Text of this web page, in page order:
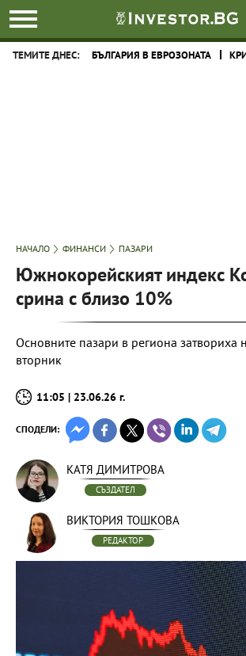
ТЕМИТЕ ДНЕС: БЪЛГАРИЯ В ЕВРОЗОНАТА
НАЧАЛО ФИНАНСИ ПАЗАРИ
Южнокорейският индекс
срина с близо 10%
Основните пазари в региона затвориха
вторник
11:05 | 23.06.26 г.
СПОДЕЛИ:
КАТЯ ДИМИТРОВА
СЪЗДАТЕЛ
ВИКТОРИЯ ТОШКОВА
РЕДАКТОР